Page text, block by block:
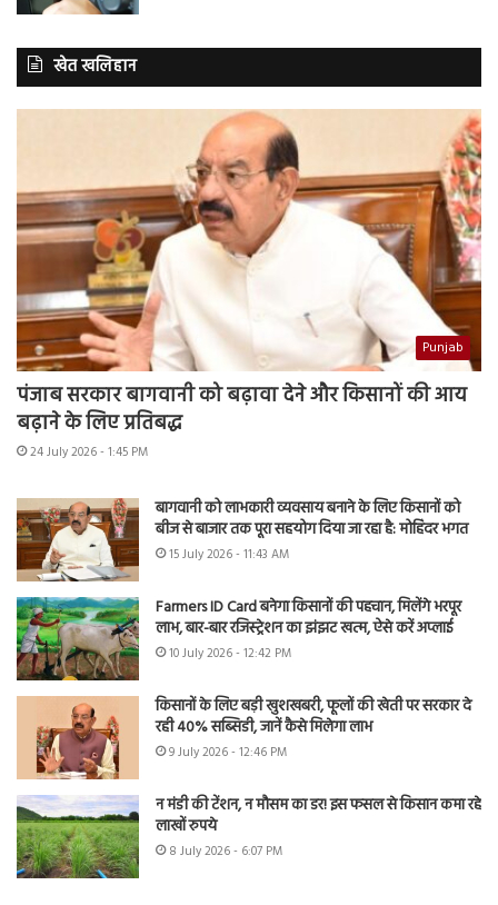
खेत खलिहान
Punjab
पंजाब सरकार बागवानी को बढ़ावा देने और किसानों की आय
बढ़ाने के लिए प्रतिबद्ध
24 July 2026 - 1:45 PM
बागवानी को लाभकारी व्यवसाय बनाने के लिए किसानों को
बीज से बाजार तक पूरा सहयोग दिया जा रहा है: मोहिंदर भगत
15 July 2026 - 11:43 AM
Farmers ID Card बनेगा किसानों की पहचान, मिलेंगे भरपूर
लाभ, बार-बार रजिस्ट्रेशन का झंझट खत्म, ऐसे करें अप्लाई
10 July 2026 - 12:42 PM
किसानों के लिए बड़ी खुशखबरी, फूलों की खेती पर सरकार दे
रही 40% सब्सिडी, जानें कैसे मिलेगा लाभ
9 July 2026 - 12:46 PM
न मंडी की टेंशन, न मौसम का डर! इस फसल से किसान कमा रहे
लाखों रुपये
8 July 2026 - 6:07 PM